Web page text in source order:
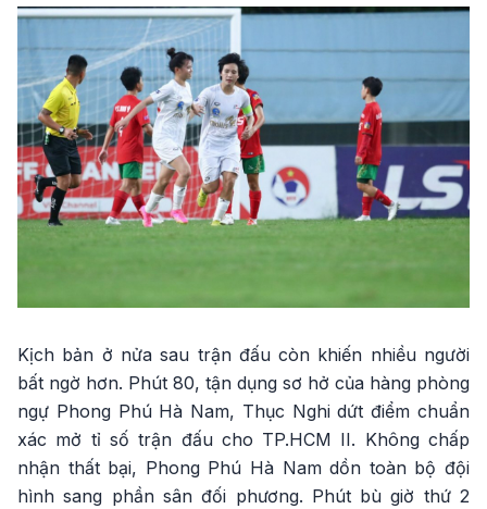
Kịch bản ở nửa sau trận đấu còn khiến nhiều người
bất ngờ hơn. Phút 80, tận dụng sơ hở của hàng phòng
ngự Phong Phú Hà Nam, Thục Nghi dứt điểm chuẩn
xác mở tỉ số trận đấu cho TP.HCM II. Không chấp
nhận thất bại, Phong Phú Hà Nam dồn toàn bộ đội
hình sang phần sân đối phương. Phút bù giờ thứ 2